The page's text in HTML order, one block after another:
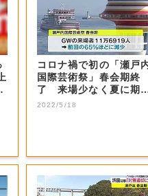
コロナ禍で初の「瀬戸
国際芸術祭」春会期終
了 来場少なく夏に期
【香川】
2022/5/18